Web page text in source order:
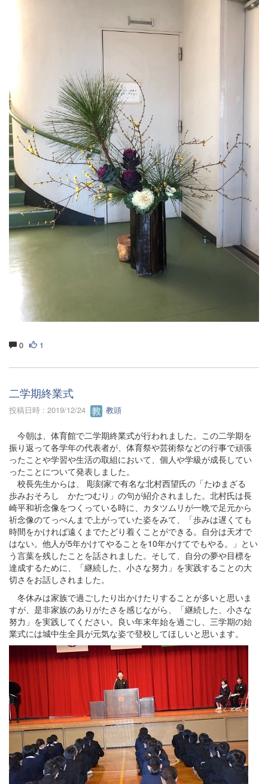
0 1
二学期終業式
投稿日時 : 2019/12/24 教頭
今朝は、体育館で二学期終業式が行われました。この二学期を
振り返って各学年の代表者が、体育祭や芸術祭などの行事で頑張
ったことや学習や生活の取組において、個人や学級が成長してい
ったことについて発表しました。
校長先生からは、 彫刻家で有名な北村西望氏の「たゆまざる
歩みおそろし かたつむり」の句が紹介されました。北村氏は長
崎平和祈念像をつくっている時に、カタツムリが一晩で足元から
祈念像のてっぺんまで上がっていた姿をみて、「歩みは遅くても
時間をかければ遠くまでたどり着くことができる。自分は天才で
はない。他人が5年かけてやることを10年かけてでもやる。」とい
う言葉を残したことを話されました。そして、自分の夢や目標を
達成するために、「継続した、小さな努力」を実践することの大
切さをお話しされました。
冬休みは家族で過ごしたり出かけたりすることが多いと思いま
すが、是非家族のありがたさを感じながら、「継続した、小さな
努力」を実践してください。良い年末年始を過ごし、三学期の始
業式には城中生全員が元気な姿で登校してほしいと思います。